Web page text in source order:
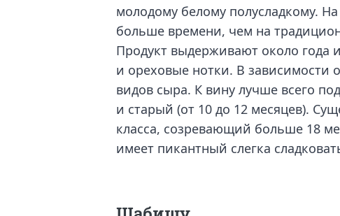
молодому белому полусладкому.
больше времени, чем на
Продукт выдерживают около года
и ореховые нотки. В зависимости
видов сыра. К вину лучше всего
и старый (от 10 до 12 месяцев).
класса, созревающий больше 18
имеет пикантный слегка